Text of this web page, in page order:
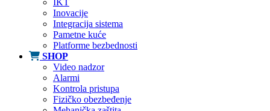
IKT
Inovacije
Integracija sistema
Pametne kuće
Platforme bezbednosti
SHOP
Video nadzor
Alarmi
Kontrola pristupa
Fizičko obezbeđenje